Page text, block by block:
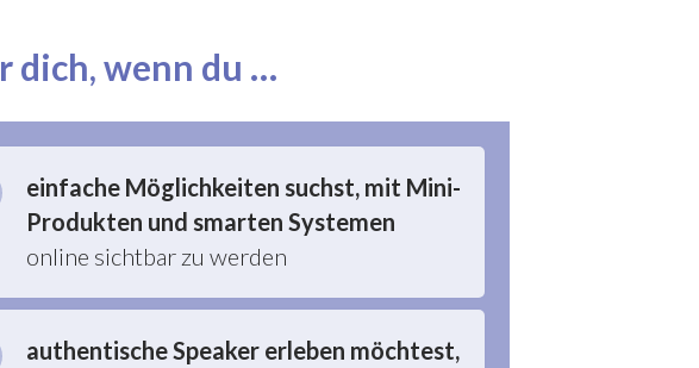
dich, wenn du …
einfache Möglichkeiten suchst, mit Mini-
Produkten und smarten Systemen
online sichtbar zu werden
authentische Speaker erleben möchtest,